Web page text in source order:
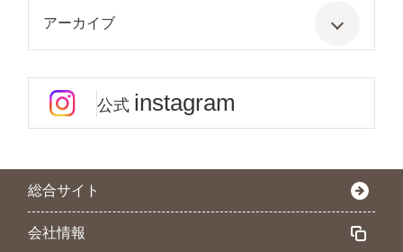
アーカイブ
公式 instagram
総合サイト
会社情報